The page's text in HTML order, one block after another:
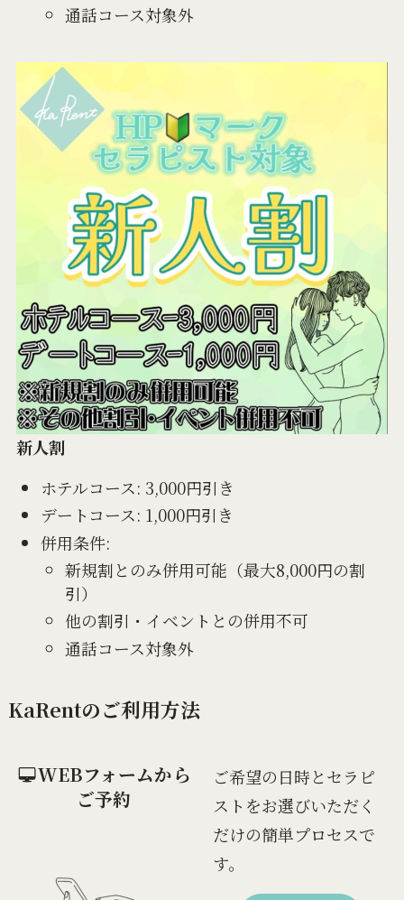
通話コース対象外
新人割
ホテルコース: 3,000円引き
デートコース: 1,000円引き
併用条件:
新規割とのみ併用可能（最大8,000円の割
引）
他の割引・イベントとの併用不可
通話コース対象外
KaRentのご利用方法
WEBフォームから
ご予約
ご希望の日時とセラピ
ストをお選びいただく
だけの簡単プロセスで
す。